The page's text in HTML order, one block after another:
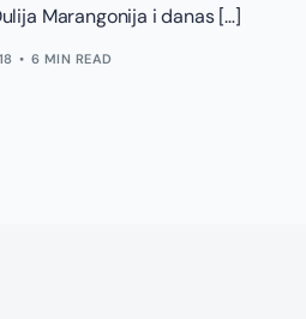
Marangonija i danas […]
6 MIN READ